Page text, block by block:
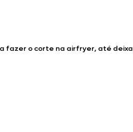
fazer o corte na airfryer, até